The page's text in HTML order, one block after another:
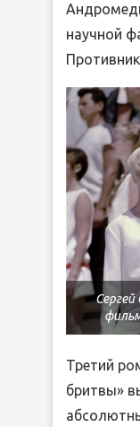
научной
Третий
бритвы»